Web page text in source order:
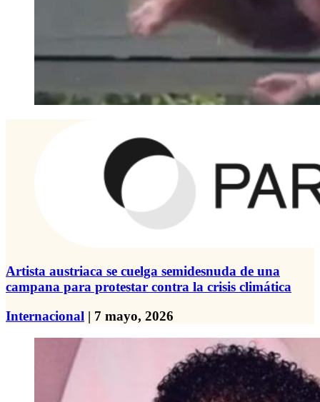
Artista austriaca se cuelga semidesnuda de una
campana para protestar contra la crisis climática
Internacional | 7 mayo, 2026